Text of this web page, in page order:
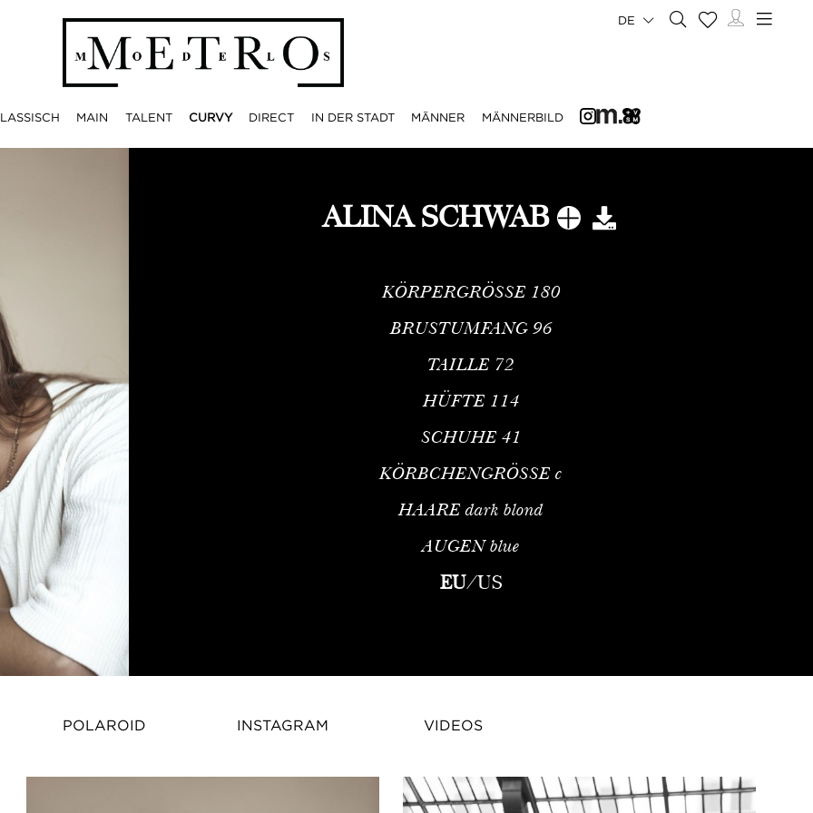
MAIN TALENT CURVY DIRECT IN DER STADT MÄNNER MÄNNERBILD
DE
ALINA SCHWAB
KÖRPERGRÖSSE 180
BRUSTUMFANG 96
TAILLE 72
HÜFTE 114
SCHUHE 41
KÖRBCHENGRÖSSE c
HAARE dark blond
AUGEN blue
EU/US
POLAROID INSTAGRAM VIDEOS